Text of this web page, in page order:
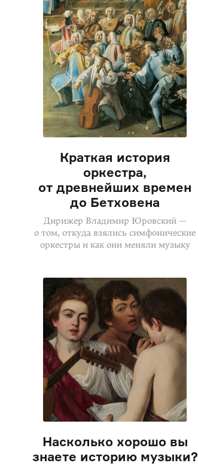
Краткая история
оркестра,
от древнейших времен
до Бетховена
Дирижер Владимир Юровский —
о том, откуда взялись симфонические
оркестры и как они меняли музыку
Насколько хорошо вы
знаете историю музыки?